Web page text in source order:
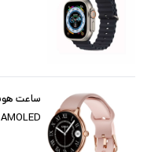
AMOLED و بدنه فلزی